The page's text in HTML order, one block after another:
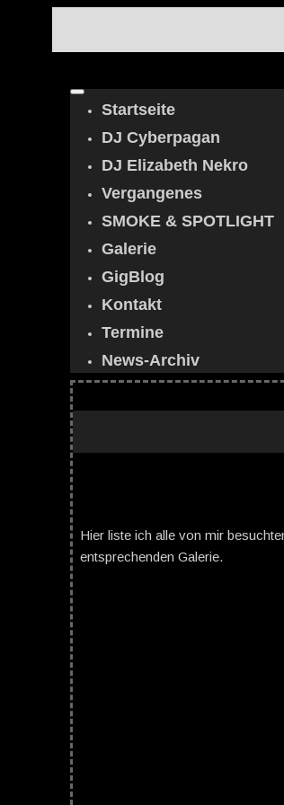
Startseite
DJ Cyberpagan
DJ Elizabeth Nekro
Vergangenes
SMOKE & SPOTLIGHT
Galerie
GigBlog
Kontakt
Termine
News-Archiv
Hier liste ich alle von mir
entsprechenden Galerie.